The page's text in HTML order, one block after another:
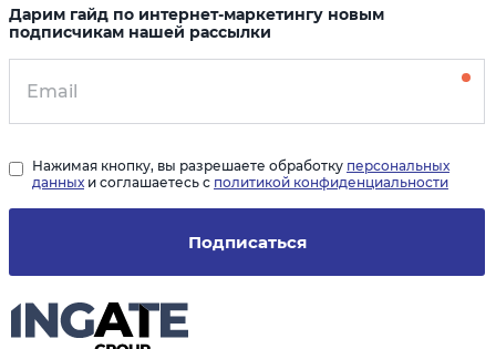
Дарим гайд по интернет-маркетингу новым
подписчикам нашей рассылки
Подписаться
Нажимая кнопку, вы разрешаете обработку персональных
данных и соглашаетесь с политикой конфиденциальности